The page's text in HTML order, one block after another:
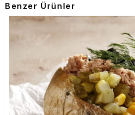
Benzer Ürünler